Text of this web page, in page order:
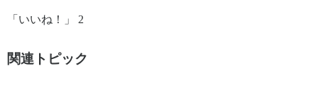
「いいね！」 2
関連トピック